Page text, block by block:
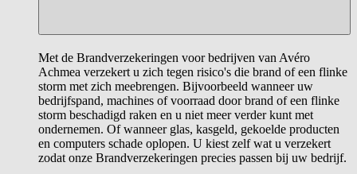
Met de Brandverzekeringen voor bedrijven van Avéro
Achmea verzekert u zich tegen risico's die brand of een flinke
storm met zich meebrengen. Bijvoorbeeld wanneer uw
bedrijfspand, machines of voorraad door brand of een flinke
storm beschadigd raken en u niet meer verder kunt met
ondernemen. Of wanneer glas, kasgeld, gekoelde producten
en computers schade oplopen. U kiest zelf wat u verzekert
zodat onze Brandverzekeringen precies passen bij uw bedrijf.